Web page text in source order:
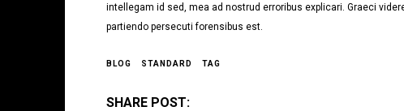
intellegam id sed, mea ad nostrud erroribus explicari. Graeci
partiendo persecuti forensibus est.
BLOG STANDARD TAG
SHARE POST: